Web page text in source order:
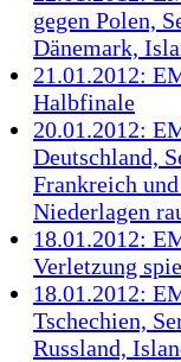
gegen Polen,
Dänemark,
21.01.2012:
Halbfinale
20.01.2012:
Deutschland,
Frankreich
Niederlagen
18.01.2012:
Verletzung
18.01.2012:
Tschechien,
Russland,